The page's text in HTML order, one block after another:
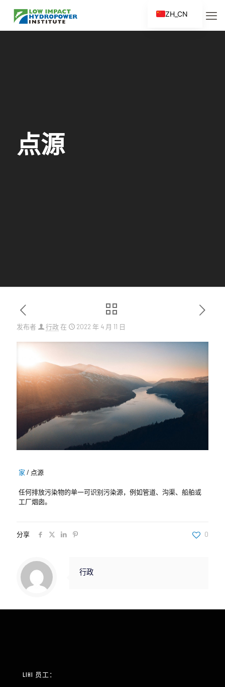
点源
发布者 行政在 2022 年 4 月 11 日
家 / 点源
任何排放污染物的单一可识别污染源，例如管道、沟渠、船舶或
工厂烟囱。
分享 0
行政
LIHI 员工：
ZH_CN
EN